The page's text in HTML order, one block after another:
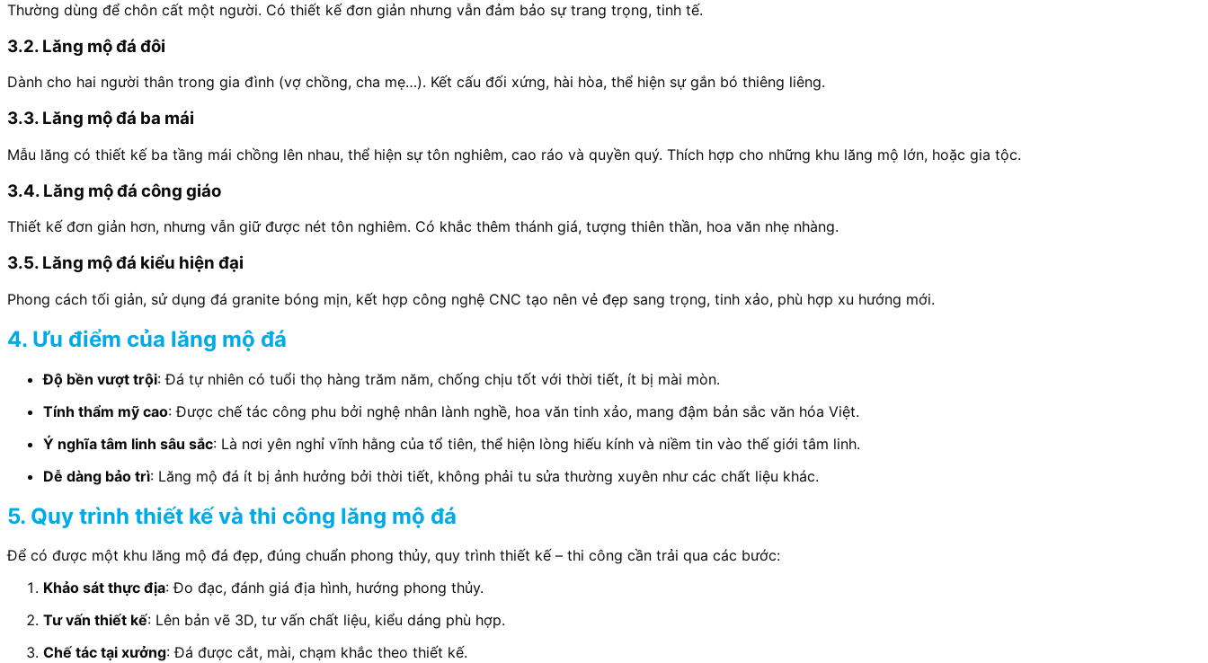
Thường dùng để chôn cất một người. Có thiết kế đơn giản nhưng vẫn đảm bảo sự trang trọng, tinh tế.
3.2. Lăng mộ đá đôi
Dành cho hai người thân trong gia đình (vợ chồng, cha mẹ…). Kết cấu đối xứng, hài hòa, thể hiện sự gắn bó thiêng liêng.
3.3. Lăng mộ đá ba mái
Mẫu lăng có thiết kế ba tầng mái chồng lên nhau, thể hiện sự tôn nghiêm, cao ráo và quyền quý. Thích hợp cho những khu lăng mộ lớn, hoặc gia tộc.
3.4. Lăng mộ đá công giáo
Thiết kế đơn giản hơn, nhưng vẫn giữ được nét tôn nghiêm. Có khắc thêm thánh giá, tượng thiên thần, hoa văn nhẹ nhàng.
3.5. Lăng mộ đá kiểu hiện đại
Phong cách tối giản, sử dụng đá granite bóng mịn, kết hợp công nghệ CNC tạo nên vẻ đẹp sang trọng, tinh xảo, phù hợp xu hướng mới.
4. Ưu điểm của lăng mộ đá
Độ bền vượt trội: Đá tự nhiên có tuổi thọ hàng trăm năm, chống chịu tốt với thời tiết, ít bị mài mòn.
Tính thẩm mỹ cao: Được chế tác công phu bởi nghệ nhân lành nghề, hoa văn tinh xảo, mang đậm bản sắc văn hóa Việt.
Ý nghĩa tâm linh sâu sắc: Là nơi yên nghỉ vĩnh hằng của tổ tiên, thể hiện lòng hiếu kính và niềm tin vào thế giới tâm linh.
Dễ dàng bảo trì: Lăng mộ đá ít bị ảnh hưởng bởi thời tiết, không phải tu sửa thường xuyên như các chất liệu khác.
5. Quy trình thiết kế và thi công lăng mộ đá
Để có được một khu lăng mộ đá đẹp, đúng chuẩn phong thủy, quy trình thiết kế – thi công cần trải qua các bước:
Khảo sát thực địa: Đo đạc, đánh giá địa hình, hướng phong thủy.
Tư vấn thiết kế: Lên bản vẽ 3D, tư vấn chất liệu, kiểu dáng phù hợp.
Chế tác tại xưởng: Đá được cắt, mài, chạm khắc theo thiết kế.